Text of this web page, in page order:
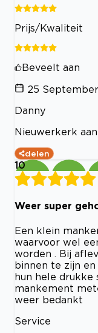
Prijs/Kwaliteit
Beveelt aan
25
Danny
Nieuwerkerk
delen
10
Weer super
Een klein
waarvoor wel
worden . Bij
binnen te zijn
hun hele drukke
mankement
weer bedankt
Service